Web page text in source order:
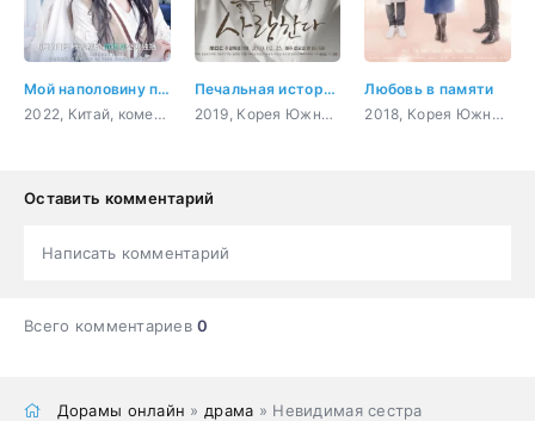
Мой наполовину парень
2022, Китай, комедия, романтика, молодость, драма
Печальная история любви
2019, Корея Южная, романтика, драма, мелодрама
Любовь в памяти
2018, Корея Южная, мистика, романтика, sci-fi
Оставить комментарий
Написать комментарий
Всего комментариев0
Дорамы онлайн » драма » Невидимая сестра